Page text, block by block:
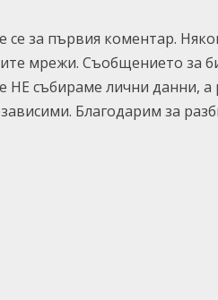
за първия коментар.
мрежи. Съобщението за
НЕ събираме лични данни,
Благодарим за